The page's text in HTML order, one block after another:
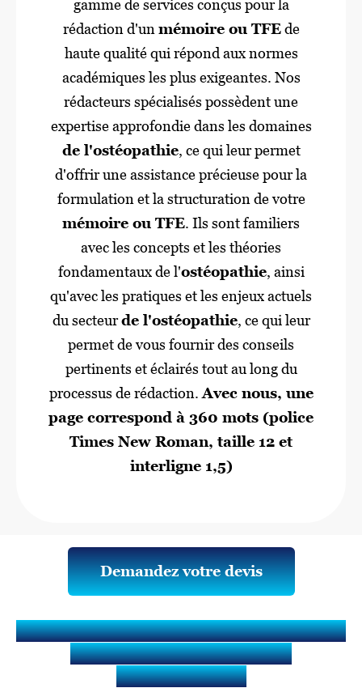
gamme de services conçus pour la
rédaction d'un mémoire ou TFEde
haute qualité qui répond aux normes
académiques les plus exigeantes. Nos
rédacteurs spécialisés possèdent une
expertise approfondie dans les domaines
de l'ostéopathie, ce qui leur permet
d'offrir une assistance précieuse pour la
formulation et la structuration de votre
mémoire ou TFE. Ils sont familiers
avec les concepts et les théories
fondamentaux de l'ostéopathie, ainsi
qu'avec les pratiques et les enjeux actuels
du secteurde l'ostéopathie, ce qui leur
permet de vous fournir des conseils
pertinents et éclairés tout au long du
processus de rédaction. Avec nous, une
page correspond à 360 mots (police
Times New Roman, taille 12 et
interligne 1,5)
Demandez votre devis
Qu’est-ce qu’un Mémoire ou Travail
de fin d'études (TFE) en
Ostéopathie ?